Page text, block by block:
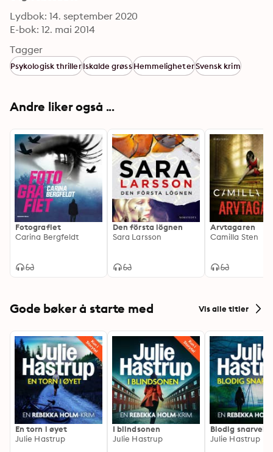
Lydbok: 14. september 2020
E-bok: 12. mai 2014
Tagger
Psykologisk thrillerIskalde grøssHemmeligheterSvensk krim
Andre liker også ...
Fotografiet
Carina Bergfeldt
Den första lögnen
Sara Larsson
Arvtagaren
Camilla Sten
Gode bøker å starte med Vis alle titler
En torn i øyet
Julie Hastrup
I blindsonen
Julie Hastrup
Blodig snarvei
Julie Hastrup